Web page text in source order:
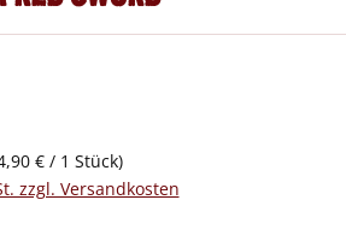
€ / 1 Stück)
zzgl. Versandkosten